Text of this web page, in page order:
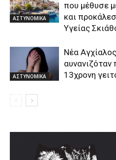
ΑΣΤΥΝΟΜΙΚΑ
που μέθυσε
και
Υγείας
ΑΣΤΥΝΟΜΙΚΑ
Νέα
13χρονη